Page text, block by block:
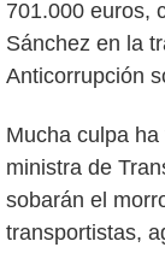
701.000 euros,
Sánchez en la
Anticorrupción
Mucha culpa
ministra de
sobarán el
transportistas,